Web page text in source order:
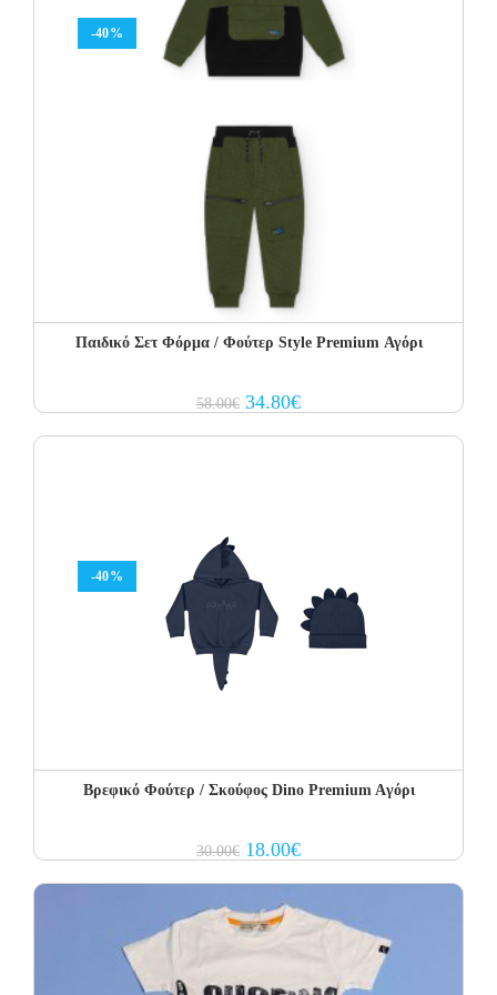
-40%
Παιδικό Σετ Φόρμα / Φούτερ Style Premium Αγόρι
58.00€ Original
price
34.80€Current
price
-40%
Βρεφικό Φούτερ / Σκούφος Dino Premium Aγόρι
30.00€ Original
price
18.00€Current
price